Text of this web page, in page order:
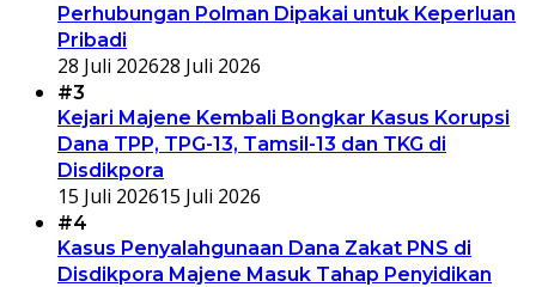
Perhubungan Polman Dipakai untuk Keperluan
Pribadi
28 Juli 202628 Juli 2026
#3
Kejari Majene Kembali Bongkar Kasus Korupsi
Dana TPP, TPG-13, Tamsil-13 dan TKG di
Disdikpora
15 Juli 202615 Juli 2026
#4
Kasus Penyalahgunaan Dana Zakat PNS di
Disdikpora Majene Masuk Tahap Penyidikan